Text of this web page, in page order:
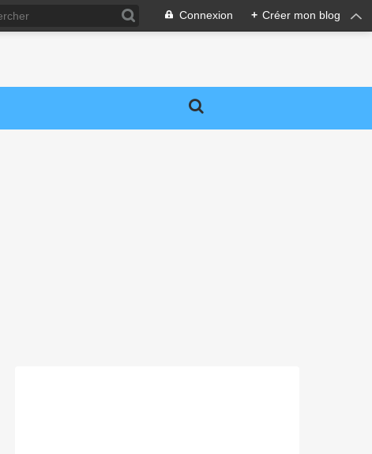
Connexion + Créer mon blog